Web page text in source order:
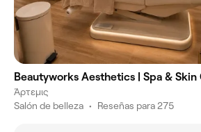
Beautyworks Aesthetics | Spa & Skin
Άρτεμις
Salón de belleza • Reseñas para 275